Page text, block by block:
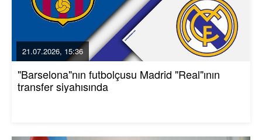
21.07.2026, 15:36
"Barselona"nın futbolçusu Madrid "Real"ının
transfer siyahısında